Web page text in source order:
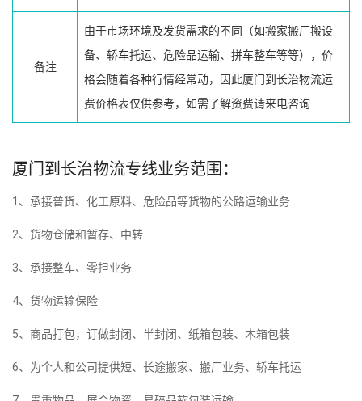
备注
由于市场环境及发货需求的不同（如搬家搬厂搬设
备、轿车托运、危险品运输、拼车整车等等），价
格会随着各种行情经常动，因此厦门到长治物流运
费价格表仅供参考，如需了解资费请来电咨询
厦门到长治物流专线业务范围：
1、承接普货、化工原料、危险品等货物的公路运输业务
2、货物仓储和暂存、中转
3、承接整车、零担业务
4、货物运输保险
5、商品打包，订做封闭、半封闭、纸箱包装、木箱包装
6、为个人和公司提供短、长途搬家、搬厂业务、轿车托运